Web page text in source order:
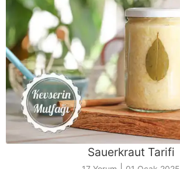
Sauerkraut Tarifi